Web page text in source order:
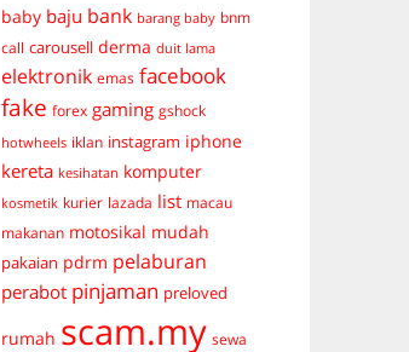
baby baju bank barang baby bnm
call carousell derma duit lama
elektronik emas facebook
fake forex gaming gshock
hotwheels iklan instagram iphone
kereta kesihatan komputer
kosmetik kurier lazada list macau
makanan motosikal mudah
pakaian pdrm pelaburan
perabot pinjaman preloved
rumah scam.my sewa